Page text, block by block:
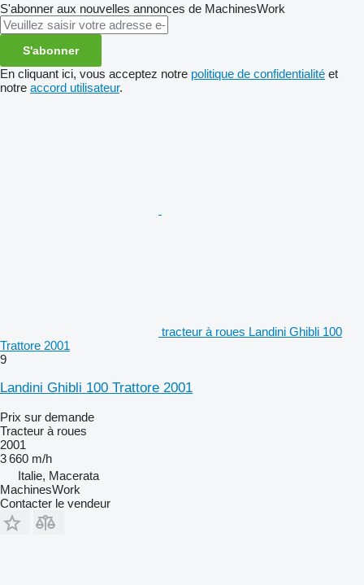
S'abonner aux nouvelles annonces de MachinesWork
S'abonner
En cliquant ici, vous acceptez notre politique de confidentialité et
notre accord utilisateur.
tracteur à roues Landini Ghibli 100
Trattore 2001
9
Landini Ghibli 100 Trattore 2001
Prix sur demande
Tracteur à roues
2001
3 660 m/h
Italie, Macerata
MachinesWork
Contacter le vendeur